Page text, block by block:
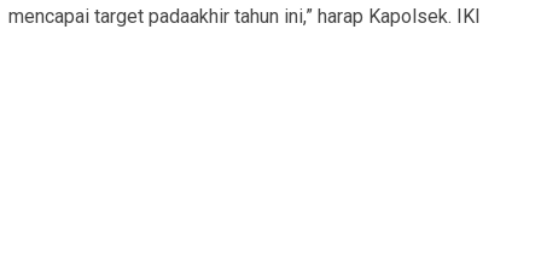
mencapai target padaakhir tahun ini,” harap Kapolsek. IKI